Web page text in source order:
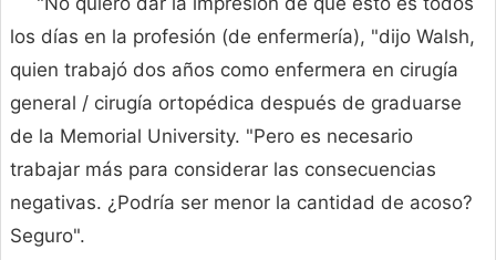
los días en la profesión (de enfermería), "dijo Walsh,
quien trabajó dos años como enfermera en cirugía
general / cirugía ortopédica después de graduarse
de la Memorial University. "Pero es necesario
trabajar más para considerar las consecuencias
negativas. ¿Podría ser menor la cantidad de acoso?
Seguro".